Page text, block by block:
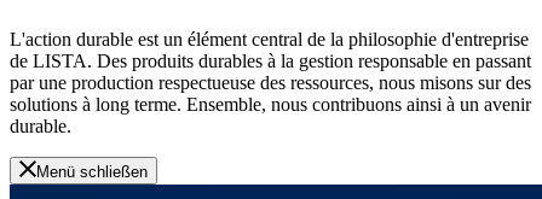
L'action durable est un élément central de la philosophie d'entreprise
de LISTA. Des produits durables à la gestion responsable en passant
par une production respectueuse des ressources, nous misons sur des
solutions à long terme. Ensemble, nous contribuons ainsi à un avenir
durable.
Menü schließen